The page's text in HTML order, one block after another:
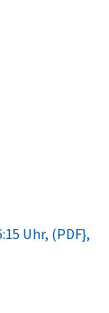
Uhr, (PDF},